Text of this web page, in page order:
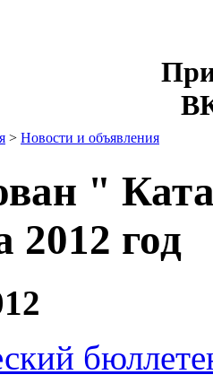
> Новости и объявления
"
2012 год